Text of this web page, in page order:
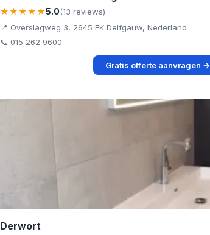
★★★★★5.0(13 reviews)
📍 Overslagweg 3, 2645 EK Delfgauw, Nederland
📞 015 262 9600
Gratis offerte aanvragen →
Derwort